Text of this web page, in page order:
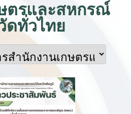
เทศไทย
ตรและสหกรณ์
ดทั่วไทย